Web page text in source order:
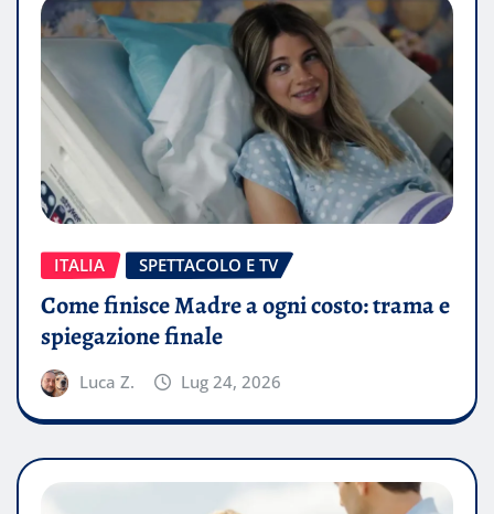
ITALIA SPETTACOLO E TV
Come finisce Madre a ogni costo: trama e
spiegazione finale
Luca Z. Lug 24, 2026